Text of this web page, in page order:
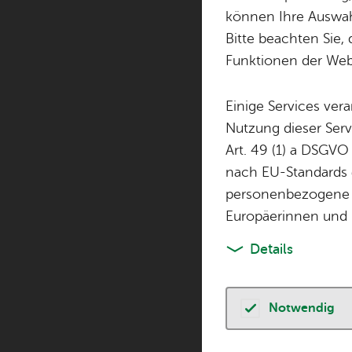
können Ihre
Bitte beachten
Funktionen der
Einige Services
Nutzung dieser
Art. 49 (1) a
nach EU-
Europäerinnen
Details
Notwendig